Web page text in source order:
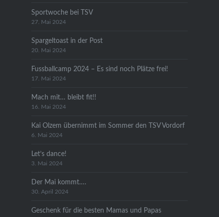
Sportwoche bei TSV
27. Mai 2024
Spargeltoast in der Post
20. Mai 2024
Fussballcamp 2024 – Es sind noch Plätze frei!
17. Mai 2024
Mach mit… bleibt fit!!
16. Mai 2024
Kai Olzem übernimmt im Sommer den TSV Vordorf
6. Mai 2024
Let’s dance!
3. Mai 2024
Der Mai kommt….
30. April 2024
Geschenk für die besten Mamas und Papas